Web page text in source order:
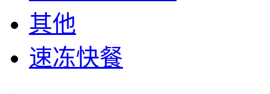
其他
速冻快餐